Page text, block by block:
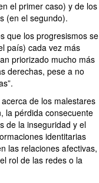
el primer caso) y de los
(en el segundo).
que los progresismos se
país) cada vez más
priorizado mucho más
derechas, pese a no
de los malestares
la pérdida consecuente
de la inseguridad y el
identitarias
las relaciones afectivas,
rol de las redes o la